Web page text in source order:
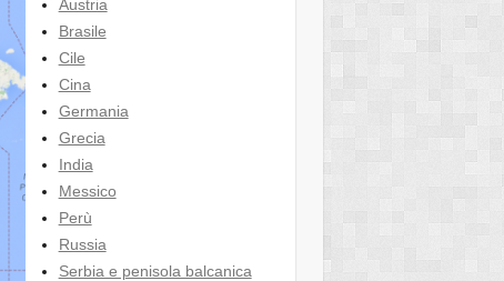
Austria
Brasile
Cile
Cina
Germania
Grecia
India
Messico
Perù
Russia
Serbia e penisola balcanica